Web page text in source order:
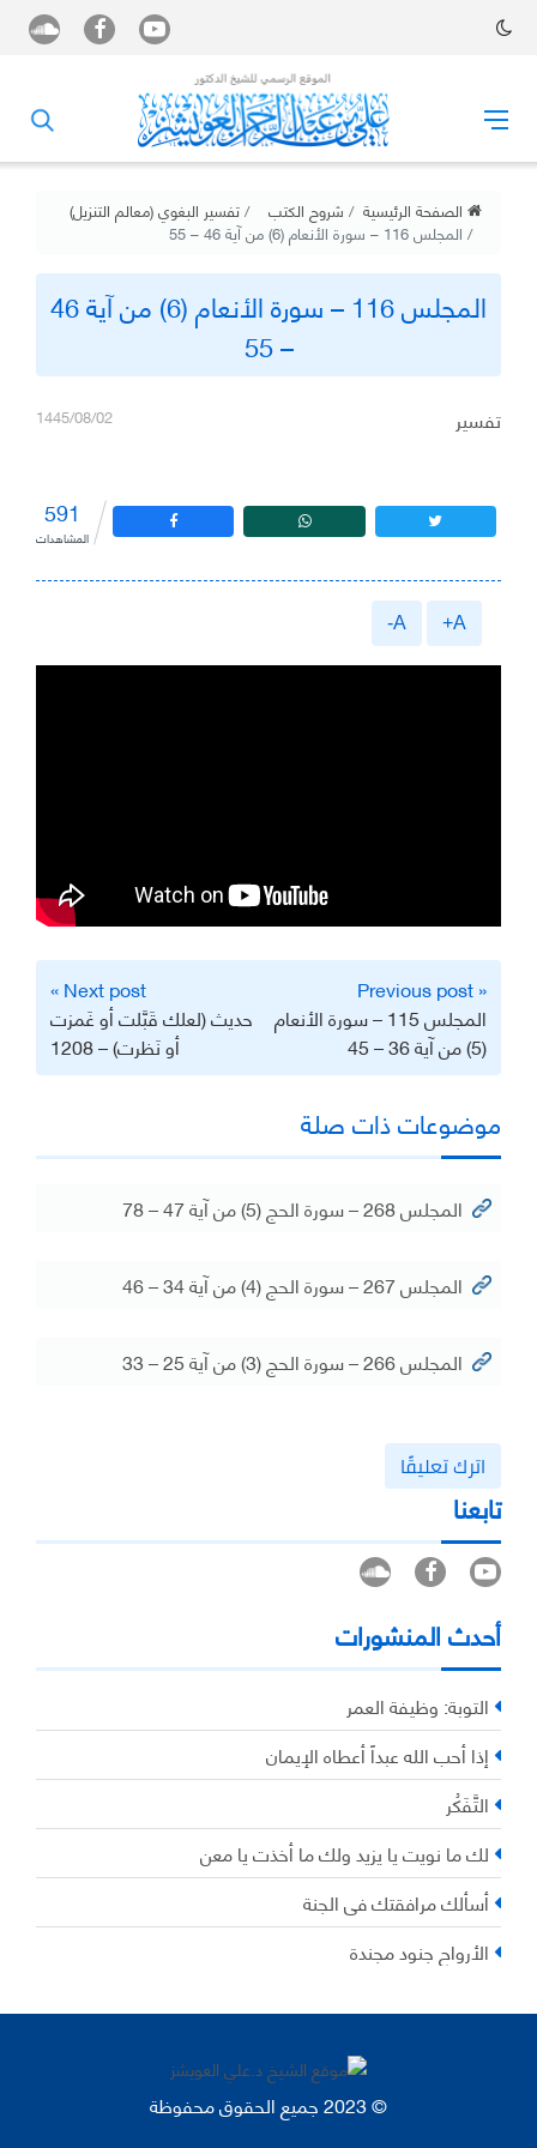
الصفحة الرئيسية شروح الكتب تفسير البغوي (معالم التنزيل)
المجلس 116 – سورة الأنعام (6) من آية 46 – 55
المجلس 116 – سورة الأنعام (6) من آية 46
– 55
1445/08/02 تفسير
591
المشاهدات
A+
A-
تصفّح
المقالات
« Previous post
المجلس 115 – سورة الأنعام
(5) من آية 36 – 45
Next post »
حديث (لعلك قَبَّلت أو غَمزت
أو نَظرت) – 1208
موضوعات ذات صلة
المجلس 268 – سورة الحج (5) من آية 47 – 78
المجلس 267 – سورة الحج (4) من آية 34 – 46
المجلس 266 – سورة الحج (3) من آية 25 – 33
اترك تعليقًا
تابعنا
أحدث المنشورات
التوبة: وظيفة العمر
إذا أحب الله عبداً أعطاه الإيمان
التَّفَكُر
لك ما نويت يا يزيد ولك ما أخذت يا معن
أسألك مرافقتك في الجنة
الأرواح جنود مجندة
© 2023 جميع الحقوق محفوظة